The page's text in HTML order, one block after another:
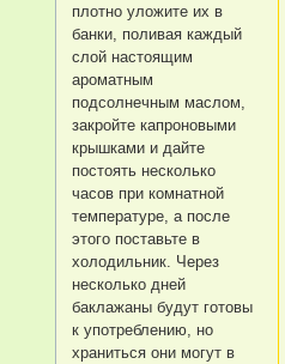
плотно уложите их в
банки, поливая каждый
слой настоящим
ароматным
подсолнечным маслом,
закройте капроновыми
крышками и дайте
постоять несколько
часов при комнатной
температуре, а после
этого поставьте в
холодильник. Через
несколько дней
баклажаны будут готовы
к употреблению, но
храниться они могут в